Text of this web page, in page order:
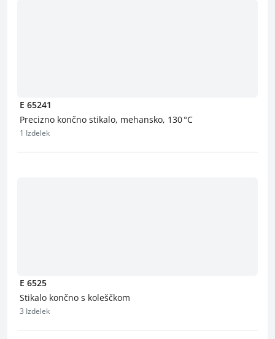
E 65241
Precizno končno stikalo, mehansko, 130 °C
1 Izdelek
E 6525
Stikalo končno s koleščkom
3 Izdelek